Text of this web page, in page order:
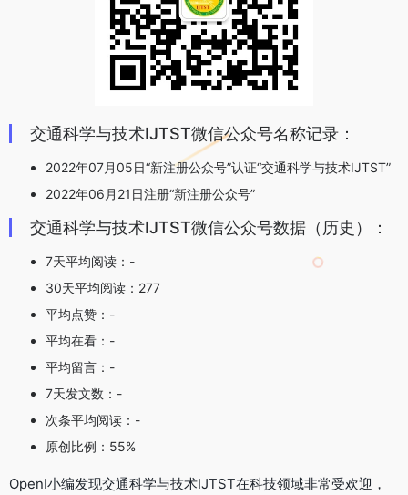
交通科学与技术IJTST微信公众号名称记录：
2022年07月05日“新注册公众号”认证“交通科学与技术IJTST”
2022年06月21日注册“新注册公众号”
交通科学与技术IJTST微信公众号数据（历史）：
7天平均阅读：-
30天平均阅读：277
平均点赞：-
平均在看：-
平均留言：-
7天发文数：-
次条平均阅读：-
原创比例：55%
OpenI小编发现交通科学与技术IJTST在科技领域非常受欢迎，